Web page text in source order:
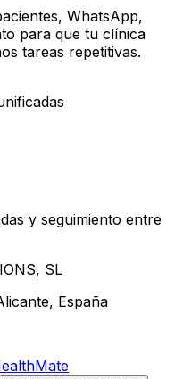
WhatsApp,
para que tu clínica
tareas repetitivas.
y seguimiento entre
SL
España